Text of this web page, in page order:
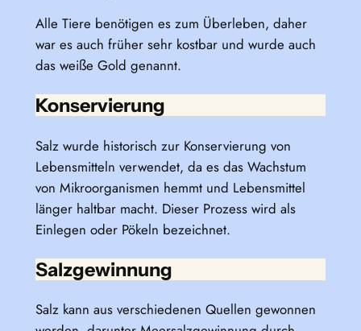
Alle Tiere benötigen es zum Überleben, daher
war es auch früher sehr kostbar und wurde auch
das weiße Gold genannt.
Konservierung
Salz wurde historisch zur Konservierung von
Lebensmitteln verwendet, da es das Wachstum
von Mikroorganismen hemmt und Lebensmittel
länger haltbar macht. Dieser Prozess wird als
Einlegen oder Pökeln bezeichnet.
Salzgewinnung
Salz kann aus verschiedenen Quellen gewonnen